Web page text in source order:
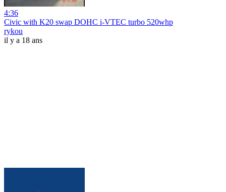
4:36
Civic with K20 swap DOHC i-VTEC turbo 520whp
rykou
il y a 18 ans